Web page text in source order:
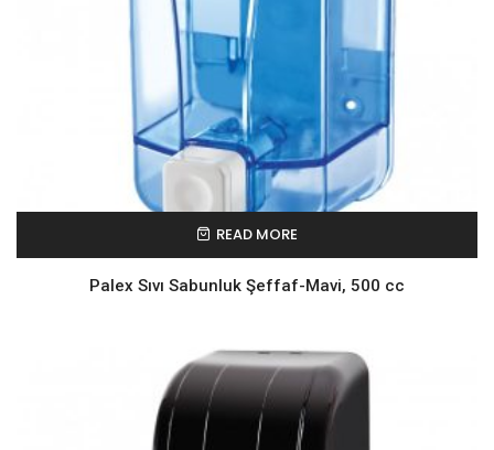
READ MORE
Palex Sıvı Sabunluk Şeffaf-Mavi, 500 cc